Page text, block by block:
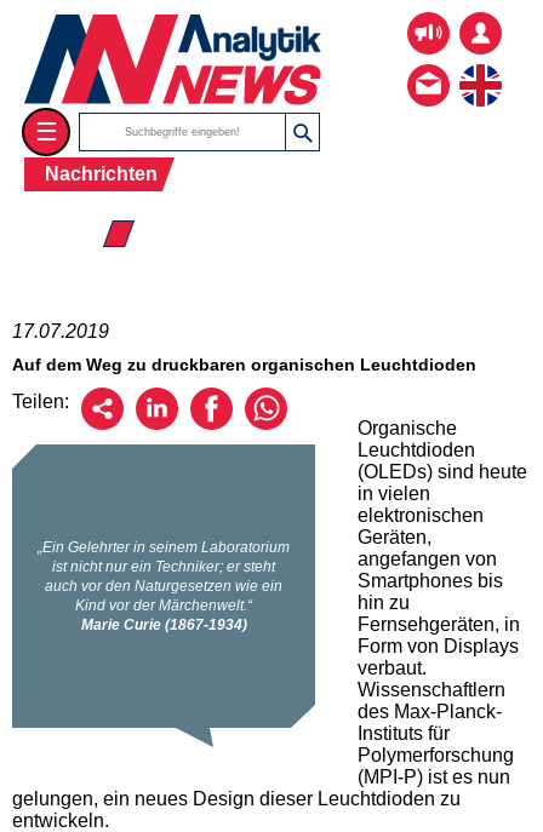
☰
Nachrichten
☰ 2019
17.07.2019
Auf dem Weg zu druckbaren organischen Leuchtdioden
Teilen:
Organische
Leuchtdioden
(OLEDs) sind heute
in vielen
elektronischen
Geräten,
angefangen von
Smartphones bis
hin zu
Fernsehgeräten, in
Form von Displays
verbaut.
Wissenschaftlern
des Max-Planck-
Instituts für
Polymerforschung
(MPI-P) ist es nun
gelungen, ein neues Design dieser Leuchtdioden zu
entwickeln.